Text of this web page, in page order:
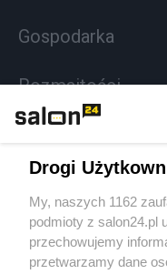
Gospodarka
Rozmaitości
Sport
Społeczeństwo
Drogi
My, naszych 1162
podmioty z salon24.pl
przechowujemy
przetwarzamy dane